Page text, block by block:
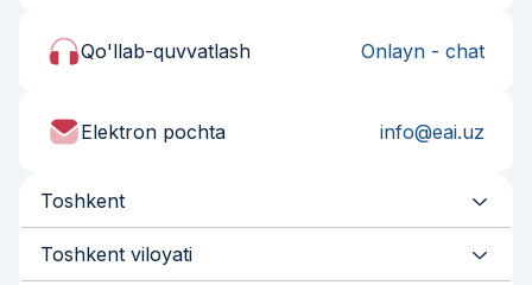
Qo'llab-quvvatlash Onlayn - chat
Elektron pochta info@eai.uz
Toshkent
Toshkent viloyati